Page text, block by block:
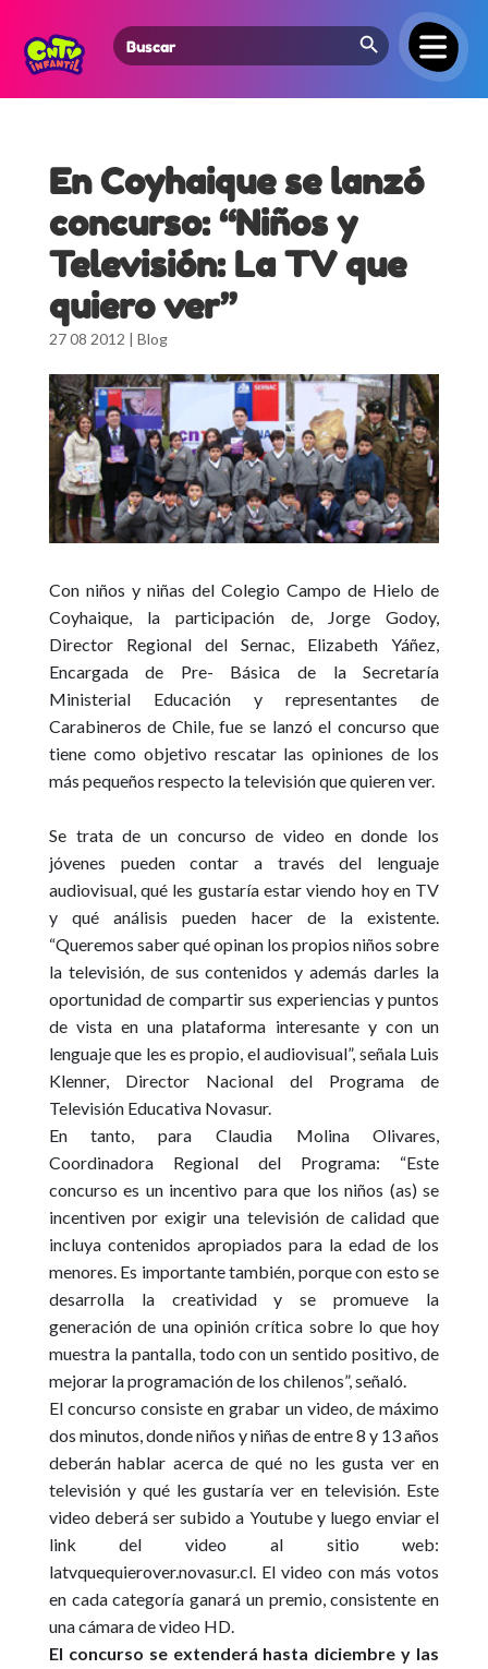
Search
for:
Search Button
En Coyhaique se lanzó
concurso: “Niños y
Televisión: La TV que
quiero ver”
27 08 2012 | Blog
Con niños y niñas del Colegio Campo de Hielo de
Coyhaique, la participación de, Jorge Godoy,
Director Regional del Sernac, Elizabeth Yáñez,
Encargada de Pre- Básica de la Secretaría
Ministerial Educación y representantes de
Carabineros de Chile, fue se lanzó el concurso que
tiene como objetivo rescatar las opiniones de los
más pequeños respecto la televisión que quieren ver.
Se trata de un concurso de video en donde los
jóvenes pueden contar a través del lenguaje
audiovisual, qué les gustaría estar viendo hoy en TV
y qué análisis pueden hacer de la existente.
“Queremos saber qué opinan los propios niños sobre
la televisión, de sus contenidos y además darles la
oportunidad de compartir sus experiencias y puntos
de vista en una plataforma interesante y con un
lenguaje que les es propio, el audiovisual”, señala Luis
Klenner, Director Nacional del Programa de
Televisión Educativa Novasur.
En tanto, para Claudia Molina Olivares,
Coordinadora Regional del Programa: “Este
concurso es un incentivo para que los niños (as) se
incentiven por exigir una televisión de calidad que
incluya contenidos apropiados para la edad de los
menores. Es importante también, porque con esto se
desarrolla la creatividad y se promueve la
generación de una opinión crítica sobre lo que hoy
muestra la pantalla, todo con un sentido positivo, de
mejorar la programación de los chilenos”, señaló.
El concurso consiste en grabar un video, de máximo
dos minutos, donde niños y niñas de entre 8 y 13 años
deberán hablar acerca de qué no les gusta ver en
televisión y qué les gustaría ver en televisión. Este
video deberá ser subido a Youtube y luego enviar el
link del video al sitio web:
latvquequierover.novasur.cl. El video con más votos
en cada categoría ganará un premio, consistente en
una cámara de video HD.
El concurso se extenderá hasta diciembre y las